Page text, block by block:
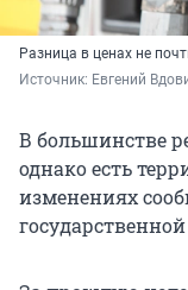
Разница в ценах не
Источник: Евгений
В большинстве
однако есть
изменениях